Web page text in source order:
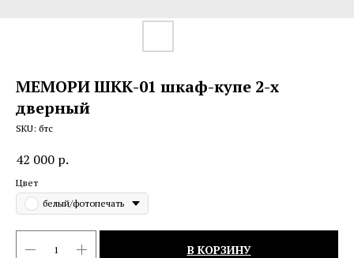
МЕМОРИ ШКК-01 шкаф-купе 2-х
дверный
SKU: бтс
42 000 р.
Цвет
белый/фотопечать
В КОРЗИНУ